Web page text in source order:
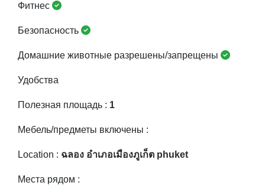
Фитнес
Безопасность
Домашние животные разрешены/запрещены
Удобства
Полезная площадь : 1
Мебель/предметы включены :
Location : ฉลอง อำเภอเมืองภูเก็ต phuket
Места рядом :